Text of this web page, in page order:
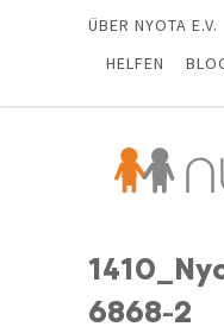
ÜBER NYOTA E.V.
HELFEN
6868-2